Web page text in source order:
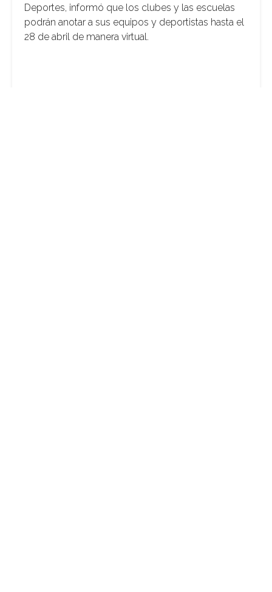
Deportes, informó que los clubes y las escuelas
podrán anotar a sus equipos y deportistas hasta el
28 de abril de manera virtual.